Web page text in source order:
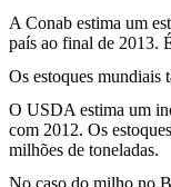
A Conab estima um
país ao final de 2013.
Os estoques mundiais
O USDA estima um
com 2012. Os
milhões de toneladas.
No caso do milho no